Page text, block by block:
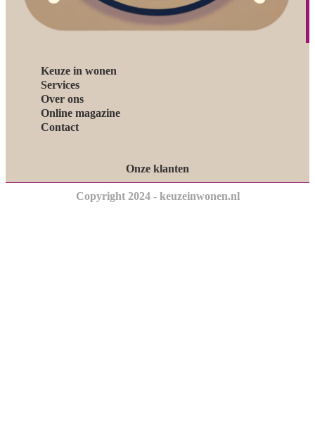
Keuze in wonen
Services
Over ons
Online magazine
Contact
Onze klanten
Copyright 2024 - keuzeinwonen.nl